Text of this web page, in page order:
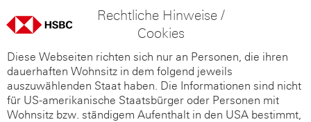
Rechtliche Hinweise /
Cookies
Diese Webseiten richten sich nur an Personen, die ihren
dauerhaften Wohnsitz in dem folgend jeweils
auszuwählenden Staat haben. Die Informationen sind nicht
für US-amerikanische Staatsbürger oder Personen mit
Wohnsitz bzw. ständigem Aufenthalt in den USA bestimmt,